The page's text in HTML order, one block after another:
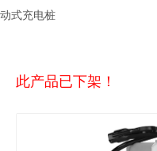
动式充电桩
此产品已下架！